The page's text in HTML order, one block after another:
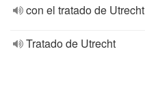
con el tratado de Utrecht
Tratado de Utrecht